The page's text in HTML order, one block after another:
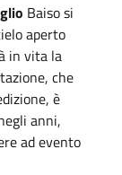
Baiso si
aperto
in vita la
che
è
anni,
ad evento